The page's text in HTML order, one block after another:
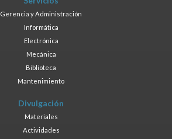
Gerencia y Administración
Informática
Electrónica
Mecánica
Biblioteca
Mantenimiento
Divulgación
Materiales
Actividades